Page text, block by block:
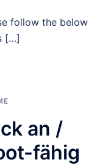
follow the below
[…]
an /
fähig